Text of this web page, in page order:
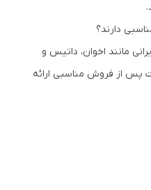
دارند؟
مانند اخوان، داتیس و
پس از فروش مناسبی ارائه